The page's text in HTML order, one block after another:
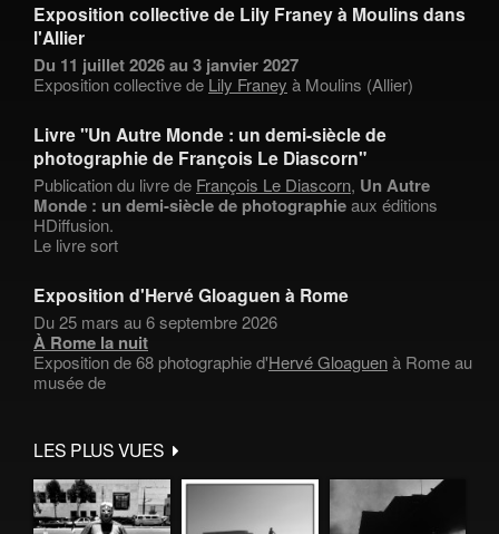
Exposition collective de Lily Franey à Moulins dans
l'Allier
Du 11 juillet 2026 au 3 janvier 2027
Exposition collective de Lily Franey à Moulins (Allier)
Livre "Un Autre Monde : un demi-siècle de
photographie de François Le Diascorn"
Publication du livre de François Le Diascorn, Un Autre
Monde : un demi-siècle de photographieaux éditions
HDiffusion.
Le livre sort
Exposition d'Hervé Gloaguen à Rome
Du 25 mars au 6 septembre 2026
À Rome la nuit
Exposition de 68 photographie d'Hervé Gloaguenà Rome au
musée de
LES PLUS VUES